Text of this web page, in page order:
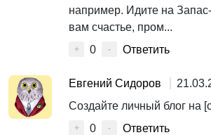
например. Идите на Запас-
вам счастье, пром...
+ 0 - Ответить
Евгений Сидоров
Создайте личный блог на
+ 0 - Ответить